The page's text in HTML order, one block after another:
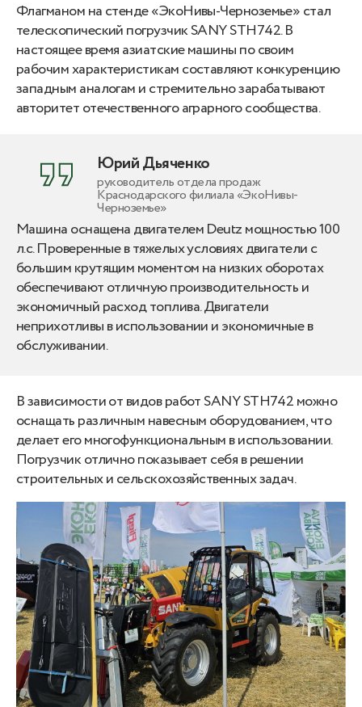
Флагманом на стенде «ЭкоНивы-Черноземье» стал
телескопический погрузчик SANY STH742. В
настоящее время азиатские машины по своим
рабочим характеристикам составляют конкуренцию
западным аналогам и стремительно зарабатывают
авторитет отечественного аграрного сообщества.
Машина оснащена двигателем Deutz мощностью 100
л.с. Проверенные в тяжелых условиях двигатели с
большим крутящим моментом на низких оборотах
обеспечивают отличную производительность и
экономичный расход топлива. Двигатели
неприхотливы в использовании и экономичные в
обслуживании.
Юрий Дьяченко
руководитель отдела продаж
Краснодарского филиала «ЭкоНивы-
Черноземье»
В зависимости от видов работ SANY STH742 можно
оснащать различным навесным оборудованием, что
делает его многофункциональным в использовании.
Погрузчик отлично показывает себя в решении
строительных и сельскохозяйственных задач.